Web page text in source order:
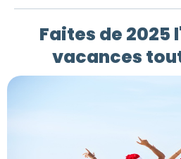
Faites de 2025
vacances